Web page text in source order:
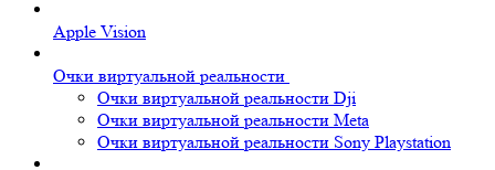
Apple Vision
Очки виртуальной реальности
Очки виртуальной реальности Dji
Очки виртуальной реальности Meta
Очки виртуальной реальности Sony Playstation